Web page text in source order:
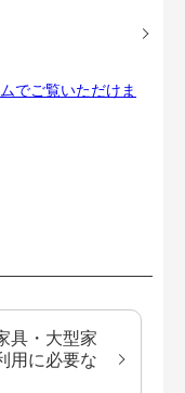
でご覧いただけま
具・大型家
用に必要な